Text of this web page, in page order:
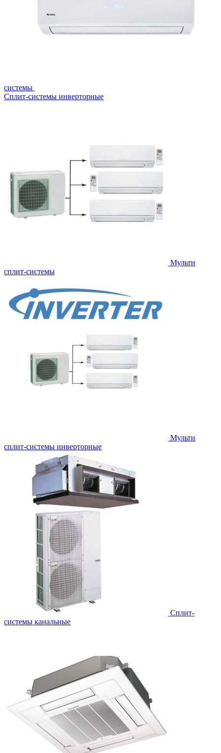
системы
Сплит-системы инверторные
Мульти
сплит-системы
Мульти
сплит-системы инверторные
Сплит-
системы канальные